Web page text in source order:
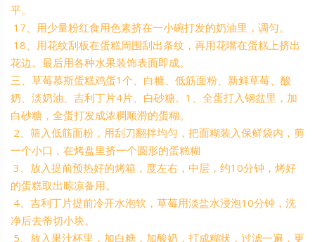
平。
17、用少量粉红食用色素挤在一小碗打发的奶油里，调匀。
18、用花纹刮板在蛋糕周围刮出条纹，再用花嘴在蛋糕上挤出
花边。最后用各种水果装饰表面即成。
三、草莓慕斯蛋糕鸡蛋1个、白糖、低筋面粉、新鲜草莓、酸
奶、淡奶油、吉利丁片4片、白砂糖。1、全蛋打入钢盆里，加
白砂糖，全蛋打发成浓稠顺滑的蛋糊。
2、筛入低筋面粉，用刮刀翻拌均匀，把面糊装入保鲜袋内，剪
一个小口，在烤盘里挤一个圆形的蛋糕糊
3、放入提前预热好的烤箱，度左右，中层，约10分钟，烤好
的蛋糕取出晾凉备用。
4、吉利丁片提前冷开水泡软，草莓用淡盐水浸泡10分钟，洗
净后去蒂切小块。
5、放入果汁杯里，加白糖，加酸奶，打成糊状，过滤一遍，更